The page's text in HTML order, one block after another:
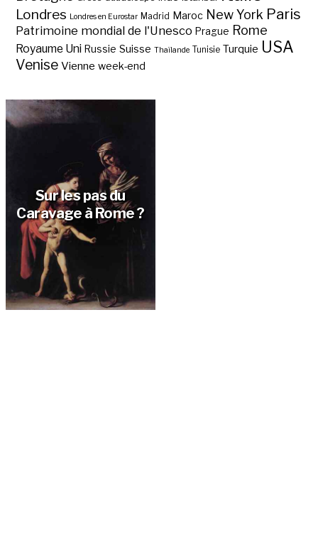
Londres Londres en Eurostar Madrid Maroc New York Paris
Patrimoine mondial de l'Unesco Prague Rome
Royaume Uni Russie Suisse Thaïlande Tunisie Turquie USA
Venise Vienne week-end
Sur les pas du
Caravage à Rome ?